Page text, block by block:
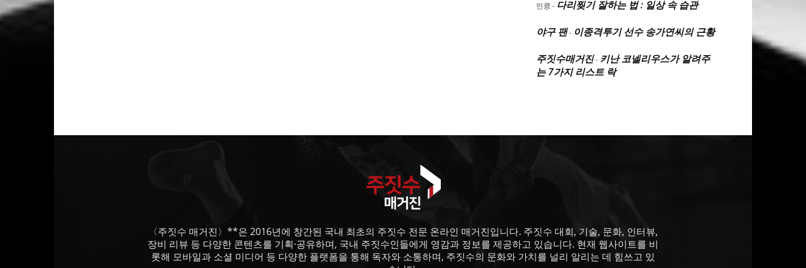
민큥 - 다리찢기 잘하는 법 : 일상 속 습관
야구 팬- 이종격투기 선수 송가연씨의 근황
주짓수매거진- 키난 코넬리우스가 알려주
는 7가지 리스트 락
〈주짓수 매거진〉**은 2016년에 창간된 국내 최초의 주짓수 전문 온라인 매거진입니다. 주짓수 대회, 기술, 문화, 인터뷰,
장비 리뷰 등 다양한 콘텐츠를 기획·공유하며, 국내 주짓수인들에게 영감과 정보를 제공하고 있습니다. 현재 웹사이트를 비
롯해 모바일과 소셜 미디어 등 다양한 플랫폼을 통해 독자와 소통하며, 주짓수의 문화와 가치를 널리 알리는 데 힘쓰고 있